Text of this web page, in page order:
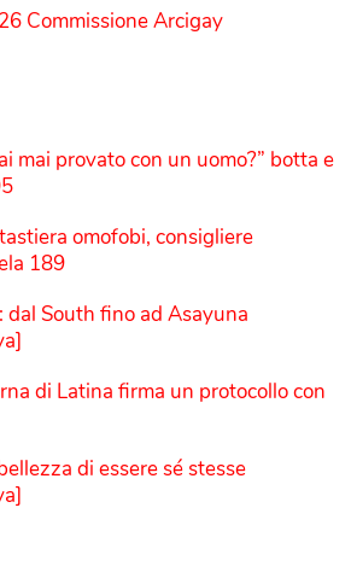
Commissione Arcigay
mai provato con un uomo?” botta e
omofobi, consigliere
189
dal South fino ad Asayuna
di Latina firma un protocollo con
di essere sé stesse